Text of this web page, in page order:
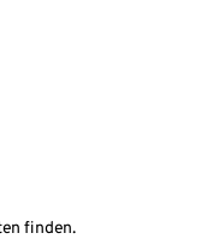
finden.